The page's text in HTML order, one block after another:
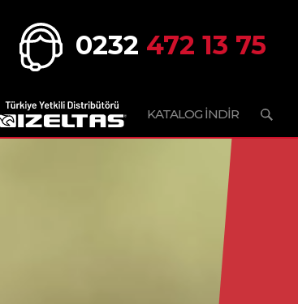
0232 472 13 75
KATALOG İNDİR